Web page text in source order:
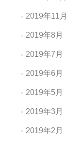
2019年11月
2019年8月
2019年7月
2019年6月
2019年5月
2019年3月
2019年2月